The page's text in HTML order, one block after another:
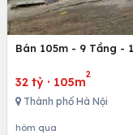
Bán 105m - 9 Tầng -
32 tỷ · 105m
2
Thành phố Hà Nội
hôm qua